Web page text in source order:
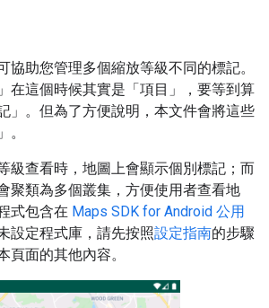
協助您管理多個縮放等級不同的標記。
在這個時候其實是「項目」，要等到算
」。但為了方便說明，本文件會將這些
。
級查看時，地圖上會顯示個別標記；而
聚類為多個叢集，方便使用者查看地
式包含在 Maps SDK for Android 公用
設定程式庫，請先按照設定指南的步驟
頁面的其他內容。